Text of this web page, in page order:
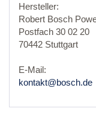
Hersteller:
Robert Bosch
Postfach 30 02 20
70442 Stuttgart
E-Mail:
kontakt@bosch.de